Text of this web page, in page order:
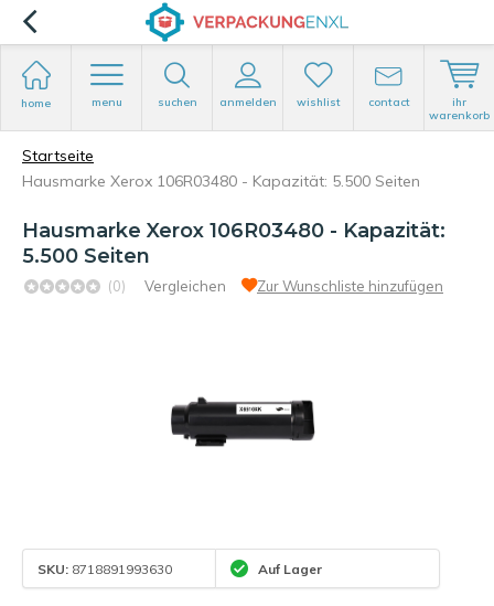
home menu suchen anmelden wishlist contact
ihr
warenkorb
Startseite
Hausmarke Xerox 106R03480 - Kapazität: 5.500 Seiten
Hausmarke Xerox 106R03480 - Kapazität:
5.500 Seiten
(0) Vergleichen Zur Wunschliste hinzufügen
SKU: 8718891993630 Auf Lager